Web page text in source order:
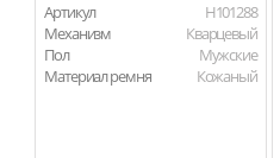
Артикул
H101288
Механизм
Кварцевый
Пол
Мужские
Материал ремня
Кожаный